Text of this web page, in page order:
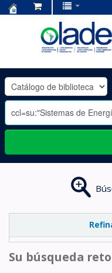
OLADE
-
Su búsqueda